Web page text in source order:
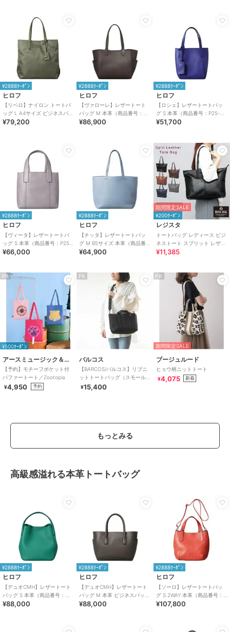
¥2888ｸｰﾎﾟﾝ
ヒロフ
【リベロ】ナイロン トートバ
ッグ L A4サイズ ビジネスバッ
グ（商品番号：P25-39314）
¥79,200
¥2888ｸｰﾎﾟﾝ
ヒロフ
【ヴァローレ】レザートート
バッグ M 本革（商品番号：
P25-35313）
¥86,900
¥2888ｸｰﾎﾟﾝ
ヒロフ
【ロシェ】レザートートバッ
グ S 本革（商品番号：P25-
30903）
¥51,700
¥2888ｸｰﾎﾟﾝ
ヒロフ
【ヴィータ】レザートートバ
ッグ S 本革（商品番号：P25-
20310）
¥66,000
¥2888ｸｰﾎﾟﾝ
ヒロフ
【チッタ】レザートートバッ
グ M B5サイズ 本革（商品番
号：P25‐35551）
¥64,900
期間限定SALE
¥200ｸｰﾎﾟﾝ
レジスタ
トートバッグ レディース ビジ
ネストート スプリット レザー
牛床革
¥11,385
PR
¥500ｸｰﾎﾟﾝ
アースミュージック＆エコロジー
【予約】モチーフポケット付
パファートート／Zootopia
¥4,950 予約
PR
バルコス
【BARCOS/バルコス】リブニ
ットトートバッグ（スモール
サイズ）
¥15,400
PR
期間限定SALE
ブージュルード
ヒョウ柄ニットトート
¥4,075 新着
もっとみる
高級感溢れる本革トートバッグ
¥2888ｸｰﾎﾟﾝ
ヒロフ
【デュオCMH】レザートート
バッグ S 本革（商品番号：
P25-35434）
¥88,000
¥2888ｸｰﾎﾟﾝ
ヒロフ
【デュオCMH】レザートート
バッグ M 本革 ビジネスバッグ
（商品番号：P25-35435）
¥88,000
¥2888ｸｰﾎﾟﾝ
ヒロフ
【ソーロ】レザートートバッ
グ S 2WAY 本革（商品番号：
P25-20434）
¥107,800